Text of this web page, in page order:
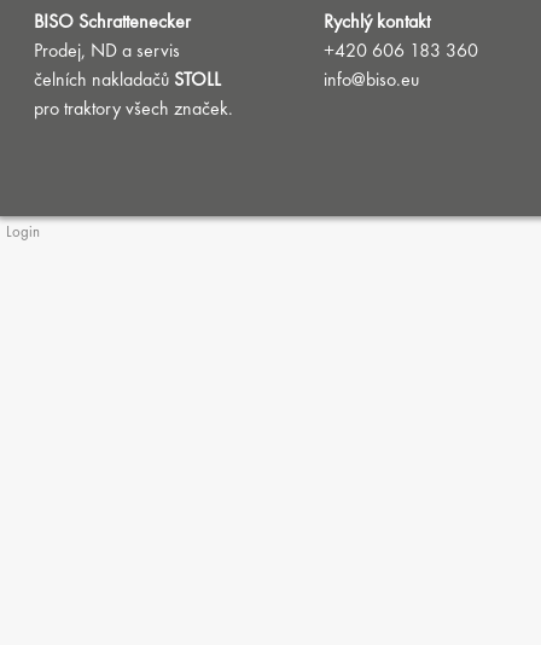
BISO Schrattenecker
Prodej, ND a servis
čelních nakladačů STOLL
pro traktory všech značek.
Rychlý kontakt
+420 606 183 360
info@biso.eu
Login